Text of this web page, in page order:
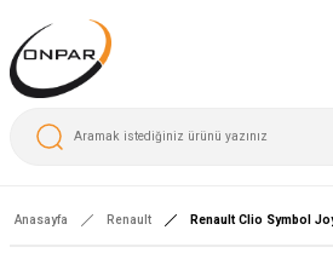
Anasayfa Renault Renault Clio Symbol